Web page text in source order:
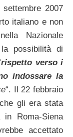
2007
italiano e non
Nazionale
possibilità di
rispetto verso i
indossare la
“. Il 22 febbraio
gli era stata
Roma-Siena
accettato